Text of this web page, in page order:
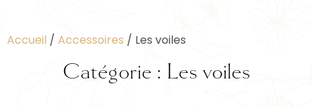
Accueil / Accessoires / Les voiles
Catégorie : Les voiles